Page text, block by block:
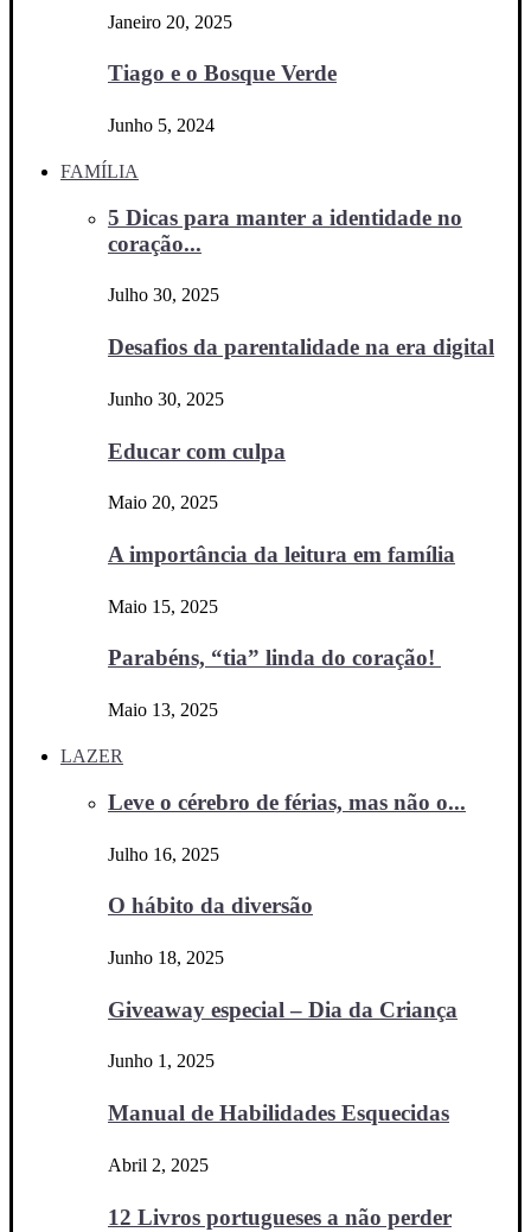
Janeiro 20, 2025
Tiago e o Bosque Verde
Junho 5, 2024
FAMÍLIA
5 Dicas para manter a identidade no
coração...
Julho 30, 2025
Desafios da parentalidade na era digital
Junho 30, 2025
Educar com culpa
Maio 20, 2025
A importância da leitura em família
Maio 15, 2025
Parabéns, “tia” linda do coração!
Maio 13, 2025
LAZER
Leve o cérebro de férias, mas não o...
Julho 16, 2025
O hábito da diversão
Junho 18, 2025
Giveaway especial – Dia da Criança
Junho 1, 2025
Manual de Habilidades Esquecidas
Abril 2, 2025
12 Livros portugueses a não perder